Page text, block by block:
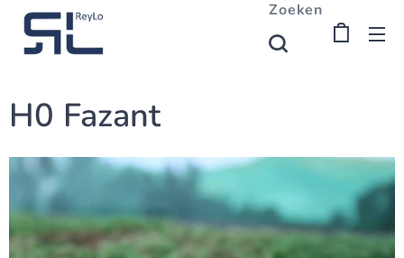
Zoeken
H0 Fazant